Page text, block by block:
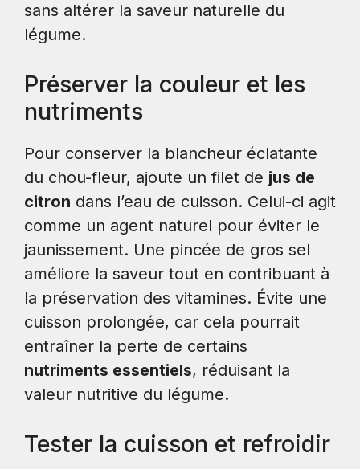
sans altérer la saveur naturelle du
légume.
Préserver la couleur et les
nutriments
Pour conserver la blancheur éclatante
du chou-fleur, ajoute un filet de jus de
citron dans l’eau de cuisson. Celui-ci agit
comme un agent naturel pour éviter le
jaunissement. Une pincée de gros sel
améliore la saveur tout en contribuant à
la préservation des vitamines. Évite une
cuisson prolongée, car cela pourrait
entraîner la perte de certains
nutriments essentiels, réduisant la
valeur nutritive du légume.
Tester la cuisson et refroidir